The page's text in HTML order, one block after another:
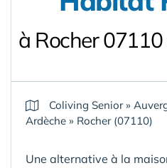
à Rocher
Coliving Senior»
Ardèche » Rocher (07110)
Une alternative à la